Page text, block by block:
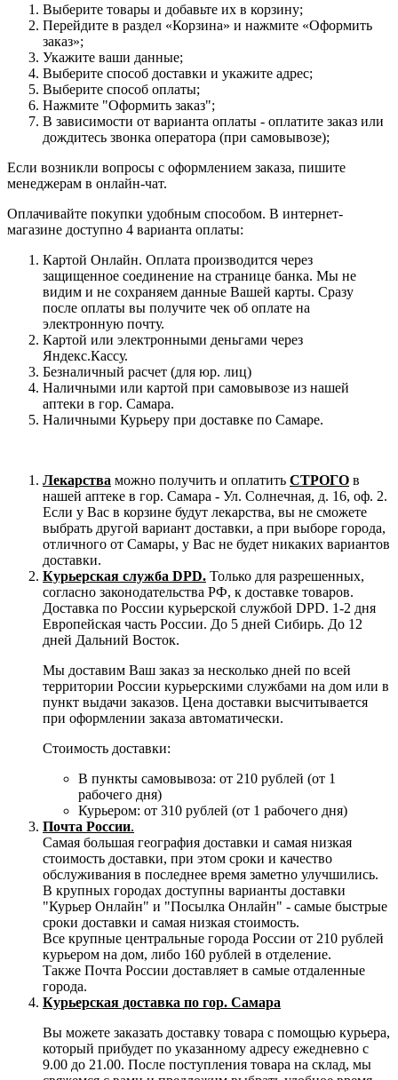
Выберите товары и добавьте их в корзину;
Перейдите в раздел «Корзина» и нажмите «Оформить
заказ»;
Укажите ваши данные;
Выберите способ доставки и укажите адрес;
Выберите способ оплаты;
Нажмите "Оформить заказ";
В зависимости от варианта оплаты - оплатите заказ или
дождитесь звонка оператора (при самовывозе);
Если возникли вопросы с оформлением заказа, пишите
менеджерам в онлайн-чат.
Оплачивайте покупки удобным способом. В интернет-
магазине доступно 4 варианта оплаты:
Картой Онлайн. Оплата производится через
защищенное соединение на странице банка. Мы не
видим и не сохраняем данные Вашей карты. Сразу
после оплаты вы получите чек об оплате на
электронную почту.
Картой или электронными деньгами через
Яндекс.Кассу.
Безналичный расчет (для юр. лиц)
Наличными или картой при самовывозе из нашей
аптеки в гор. Самара.
Наличными Курьеру при доставке по Самаре.
Лекарства можно получить и оплатить СТРОГО в
нашей аптеке в гор. Самара - Ул. Солнечная, д. 16, оф. 2.
Если у Вас в корзине будут лекарства, вы не сможете
выбрать другой вариант доставки, а при выборе города,
отличного от Самары, у Вас не будет никаких вариантов
доставки.
Курьерская служба DPD. Только для разрешенных,
согласно законодательства РФ, к доставке товаров.
Доставка по России курьерской службой DPD. 1-2 дня
Европейская часть России. До 5 дней Сибирь. До 12
дней Дальний Восток.
Мы доставим Ваш заказ за несколько дней по всей
территории России курьерскими службами на дом или в
пункт выдачи заказов. Цена доставки высчитывается
при оформлении заказа автоматически.
Стоимость доставки:
В пункты самовывоза: от 210 рублей (от 1
рабочего дня)
Курьером: от 310 рублей (от 1 рабочего дня)
Почта России.
Самая большая география доставки и самая низкая
стоимость доставки, при этом сроки и качество
обслуживания в последнее время заметно улучшились.
В крупных городах доступны варианты доставки
"Курьер Онлайн" и "Посылка Онлайн" - самые быстрые
сроки доставки и самая низкая стоимость.
Все крупные центральные города России от 210 рублей
курьером на дом, либо 160 рублей в отделение.
Также Почта России доставляет в самые отдаленные
города.
Курьерская доставка по гор. Самара
Вы можете заказать доставку товара с помощью курьера,
который прибудет по указанному адресу ежедневно с
9.00 до 21.00. После поступления товара на склад, мы